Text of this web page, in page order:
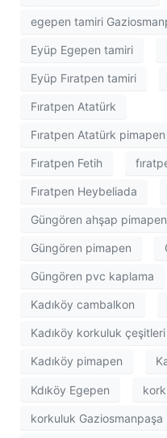
egepen tamiri
Eyüp Egepen tamiri
Eyüp Fıratpen tamiri
Fıratpen Atatürk
Fıratpen Atatürk
Fıratpen Fetih
Fıratpen Heybeliada
Güngören ahşap pimapen
Güngören pimapen
Güngören pvc kaplama
Kadıköy cambalkon
Kadıköy korkuluk çeşitleri
Kadıköy pimapen
Kdıköy Egepen
korkuluk Gaziosmanpaşa